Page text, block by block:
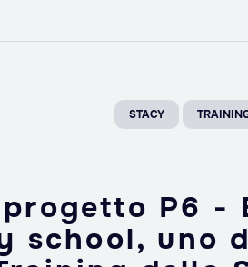
STACY
P6 -
school, uno